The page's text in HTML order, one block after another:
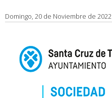
Domingo, 20 de Noviembre de 2022